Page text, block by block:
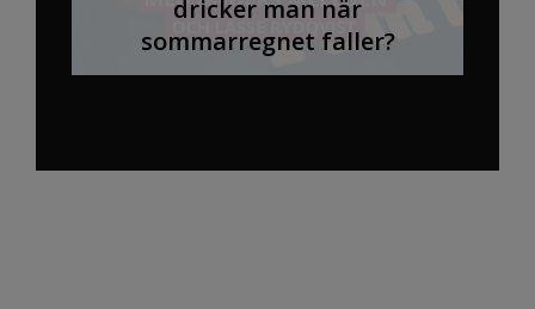
dricker man när
sommarregnet faller?